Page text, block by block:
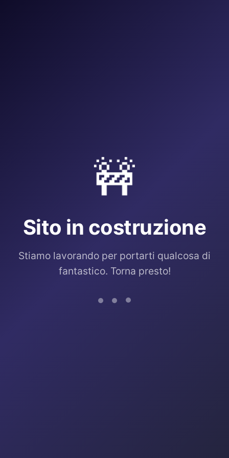
🚧
Sito in costruzione
Stiamo lavorando per portarti qualcosa di
fantastico. Torna presto!